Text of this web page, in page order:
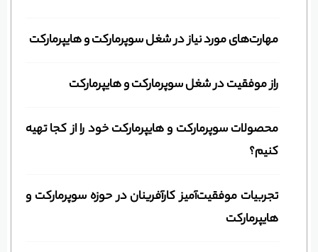
مهارت‌های مورد نیاز در شغل سوپرمارکت و هایپرمارکت
راز موفقیت در شغل سوپرمارکت و هایپرمارکت
محصولات سوپرمارکت و هایپرمارکت خود را از کجا تهیه
کنیم؟
تجربیات موفقیت‌آمیز کارآفرینان در حوزه سوپرمارکت و
هایپرمارکت